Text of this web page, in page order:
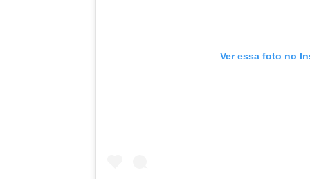
Ver essa foto no